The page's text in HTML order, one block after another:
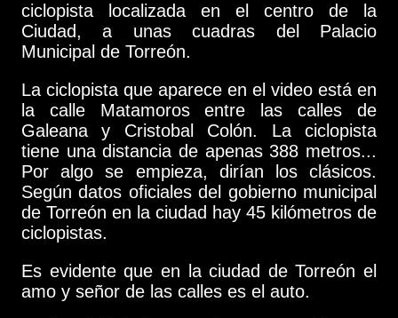
ciclopista localizada en el centro de la
Ciudad, a unas cuadras del Palacio
Municipal de Torreón.
La ciclopista que aparece en el video está en
la calle Matamoros entre las calles de
Galeana y Cristobal Colón. La ciclopista
tiene una distancia de apenas 388 metros...
Por algo se empieza, dirían los clásicos.
Según datos oficiales del gobierno municipal
de Torreón en la ciudad hay 45 kilómetros de
ciclopistas.
Es evidente que en la ciudad de Torreón el
amo y señor de las calles es el auto.